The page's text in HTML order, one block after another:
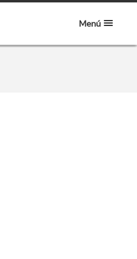
Menú